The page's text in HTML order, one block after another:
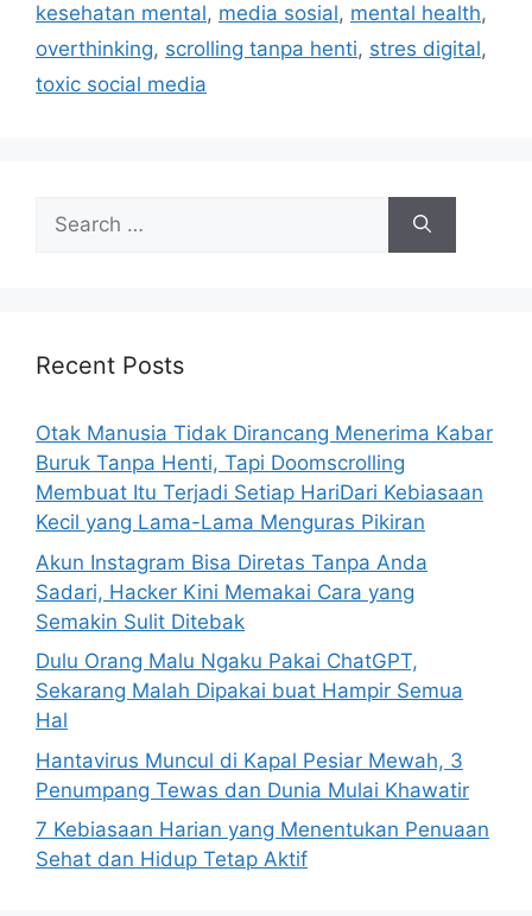
o
r
i
s
kesehatan mental, media sosial, mental health,
overthinking, scrolling tanpa henti, stres digital,
toxic social media
h
r
:
Recent Posts
Otak Manusia Tidak Dirancang Menerima Kabar
Buruk Tanpa Henti, Tapi Doomscrolling
Membuat Itu Terjadi Setiap HariDari Kebiasaan
Kecil yang Lama-Lama Menguras Pikiran
Akun Instagram Bisa Diretas Tanpa Anda
Sadari, Hacker Kini Memakai Cara yang
Semakin Sulit Ditebak
Dulu Orang Malu Ngaku Pakai ChatGPT,
Sekarang Malah Dipakai buat Hampir Semua
Hal
Hantavirus Muncul di Kapal Pesiar Mewah, 3
Penumpang Tewas dan Dunia Mulai Khawatir
7 Kebiasaan Harian yang Menentukan Penuaan
Sehat dan Hidup Tetap Aktif